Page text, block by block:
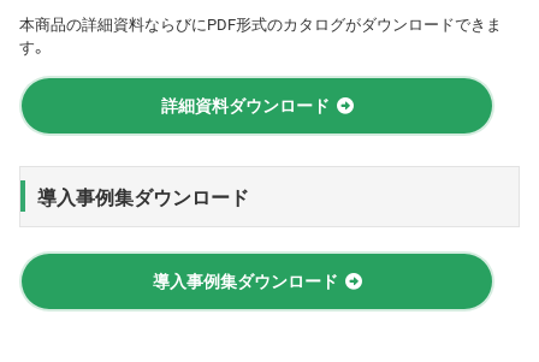
本商品の詳細資料ならびにPDF形式のカタログがダウンロードできま
す。
詳細資料ダウンロード
導入事例集ダウンロード
導入事例集ダウンロード